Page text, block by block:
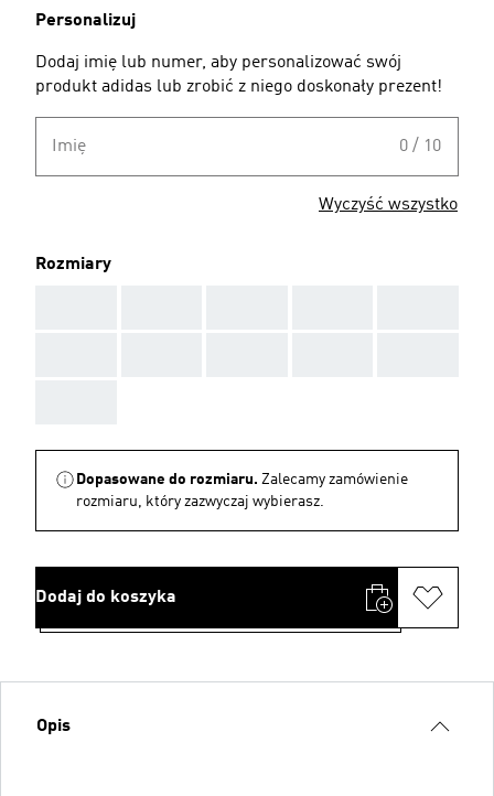
Personalizuj
Dodaj imię lub numer, aby personalizować swój
produkt adidas lub zrobić z niego doskonały prezent!
Imię 0 / 10
Wyczyść wszystko
Rozmiary
Dopasowane do rozmiaru. Zalecamy zamówienie
rozmiaru, który zazwyczaj wybierasz.
Dodaj do koszyka
Opis